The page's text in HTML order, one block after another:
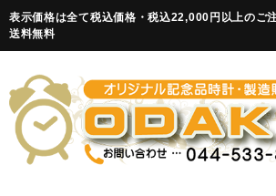
表示価格は全て税込価格・税込22,000円以上のご
送料無料